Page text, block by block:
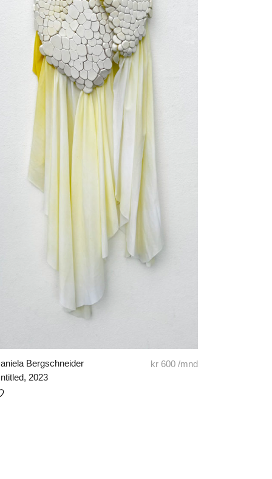
Bergschneider
2023
kr600/mnd